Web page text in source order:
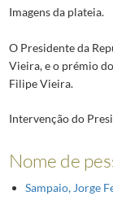
Imagens da plateia.
O Presidente da
Vieira, e o prémio
Filipe Vieira.
Intervenção do
Nome de
Sampaio, Jorge